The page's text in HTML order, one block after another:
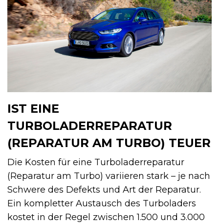
IST EINE
TURBOLADERREPARATUR
(REPARATUR AM TURBO) TEUER
Die Kosten für eine Turboladerreparatur
(Reparatur am Turbo) variieren stark – je nach
Schwere des Defekts und Art der Reparatur.
Ein kompletter Austausch des Turboladers
kostet in der Regel zwischen 1.500 und 3.000